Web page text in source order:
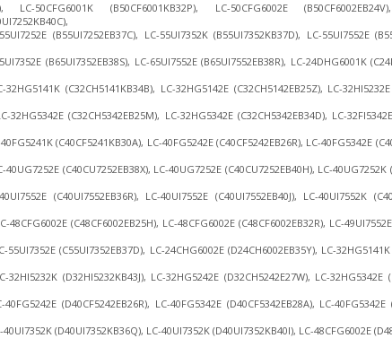
LC-50CFG6001K (B50CF6001KB32P), LC-50CFG6002E
(B55UI7252EB37C), LC-55UI7352K (B55UI7352KB37D), LC-55UI7552E
(B65UI7352EB38S), LC-65UI7552E (B65UI7552EB38R), LC-24DHG6001K
32HG5141K (C32CH5141KB34B), LC-32HG5142E (C32CH5142EB25Z), LC-
32HG5342E (C32CH5342EB25M), LC-32HG5342E (C32CH5342EB34D), LC-
(C40CF5241KB30A), LC-40FG5242E (C40CF5242EB26R), LC-40FG5342E
(C40CU7252EB38X), LC-40UG7252E (C40CU7252EB40H), LC-40UG7252K
(C40UI7552EB36R), LC-40UI7552E (C40UI7552EB40J), LC-40UI7552K
48CFG6002E (C48CF6002EB25H), LC-48CFG6002E (C48CF6002EB32R), LC-
55UI7352E (C55UI7352EB37D), LC-24CHG6002E (D24CH6002EB35Y), LC-
32HI5232K (D32HI5232KB43J), LC-32HG5242E (D32CH5242E27W), LC-32HG5342E
(D40CF5242EB26R), LC-40FG5342E (D40CF5342EB28A), LC-40FG5342E
(D40UI7352KB36Q), LC-40UI7352K (D40UI7352KB40I), LC-48CFG6002E